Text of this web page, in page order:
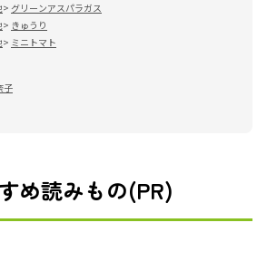
グリーンアスパラガス
きゅうり
ミニトマト
子
め読みもの(PR)